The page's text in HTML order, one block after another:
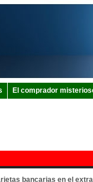
El comprador
bancarias en el